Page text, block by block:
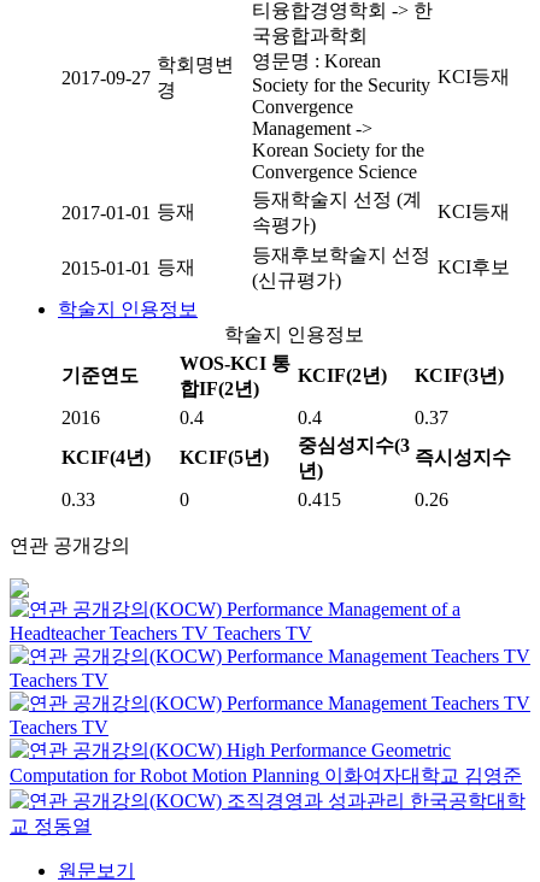
2017-09-27
학회명변
경
티융합경영학회 -> 한
국융합과학회
영문명 : Korean
Society for the Security
Convergence
Management ->
Korean Society for the
Convergence Science
KCI등재
2017-01-01 등재
등재학술지 선정 (계
속평가)
KCI등재
2015-01-01 등재
등재후보학술지 선정
(신규평가)
KCI후보
학술지 인용정보
학술지 인용정보
기준연도
WOS-KCI 통
합IF(2년)
KCIF(2년) KCIF(3년)
2016 0.4 0.4
0.37
KCIF(4년)
KCIF(5년)
중심성지수(3
년)
즉시성지수
0.33 0 0.415 0.26
연관 공개강의
Performance Management of a
Headteacher Teachers TV Teachers TV
Performance Management Teachers TV
Teachers TV
Performance Management Teachers TV
Teachers TV
High Performance Geometric
Computation for Robot Motion Planning 이화여자대학교 김영준
조직경영과 성과관리 한국공학대학
교 정동열
원문보기